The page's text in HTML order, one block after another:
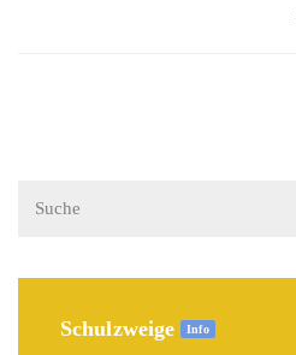
Schulzweige Info